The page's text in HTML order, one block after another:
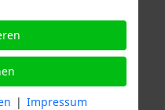
Stuttgart-
| Impressum